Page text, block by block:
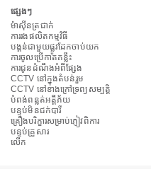
ផ្សេងៗ
ម៉ាស៊ីនត្រជាក់
ការរងផលិតកម្មវិធី
បង្គន់ជាមួយផ្លូវដែកចាប់យក
ការចូលប្រើកាតគន្លឹះ
ការជូនដំណឹងអំពីផ្សែង
CCTV នៅក្នុងតំបន់រួម
CCTV នៅខាងក្រៅទ្រព្យសម្បត្តិ
បំពង់​ពន្លត់អគ្គីភ័យ
បន្ទប់មិនជក់បារី
គ្រឿងបរិក្ខារសម្រាប់ភ្ញៀវពិការ
បន្ទប់គ្រួសារ
លើក